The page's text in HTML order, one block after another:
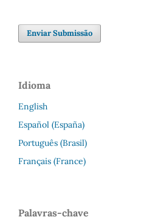
Enviar Submissão
Idioma
English
Español (España)
Português (Brasil)
Français (France)
Palavras-chave